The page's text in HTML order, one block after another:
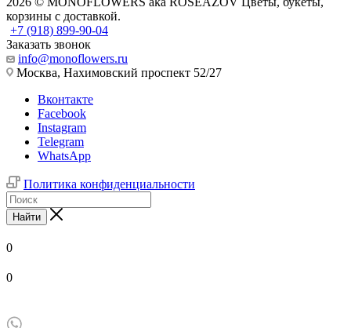
корзины с доставкой.
+7 (918) 899-90-04
Заказать звонок
info@monoflowers.ru
Москва, Нахимовский проспект 52/27
Вконтакте
Facebook
Instagram
Telegram
WhatsApp
Политика конфиденциальности
Найти
0
0